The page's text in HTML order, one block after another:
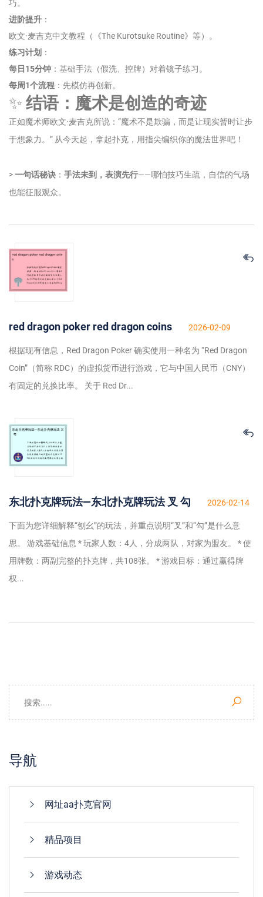
巧。
进阶提升 ：
欧文·麦吉克中文教程（《The Kurotsuke Routine》等）。
练习计划 ：
每日15分钟 ：基础手法（假洗、控牌）对着镜子练习。
每周1个流程 ：先模仿再创新。
✨ 结语：魔术是创造的奇迹
正如魔术师欧文·麦吉克所说：“魔术不是欺骗，而是让现实暂时让步
于想象力。” 从今天起，拿起扑克，用指尖编织你的魔法世界吧！
>一句话秘诀 ： 手法未到，表演先行——哪怕技巧生疏，自信的气场
也能征服观众。
red dragon poker red dragon coins 2026-02-09
根据现有信息，Red Dragon Poker 确实使用一种名为 “Red Dragon
Coin”（简称 RDC）的虚拟货币进行游戏，它与中国人民币（CNY）
有固定的兑换比率。 关于 Red Dr...
东北扑克牌玩法—东北扑克牌玩法 叉 勾 2026-02-14
下面为您详细解释“刨幺”的玩法，并重点说明“叉”和“勾”是什么意
思。 游戏基础信息 * 玩家人数：4人，分成两队，对家为盟友。 * 使
用牌数：两副完整的扑克牌，共108张。 * 游戏目标：通过赢得牌
权...
导航
网址aa扑克官网
精品项目
游戏动态